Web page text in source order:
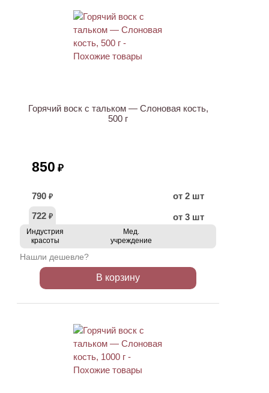
Горячий воск с тальком — Слоновая кость,
500 г
850 ₽
790 ₽
от 2 шт
722 ₽ от 3 шт
Индустрия
красоты
Мед.
учреждение
Нашли дешевле?
В корзину